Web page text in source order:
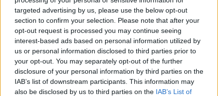
targeted advertising by us, please use the below opt-out
section to confirm your selection. Please note that after your
opt-out request is processed you may continue seeing
interest-based ads based on personal information utilized by
us or personal information disclosed to third parties prior to
your opt-out. You may separately opt-out of the further
disclosure of your personal information by third parties on the
IAB’s list of downstream participants. This information may
also be disclosed by us to third parties on the IAB’s List of
powieści Rok 1984 George’a Orwella.
W swojej odpowiedzi uwzględnij
również wybrany kontekst.
Czy możliwe jest zbudowanie
doskonałego państwa? Omów
zagadnienie na podstawie powieści
Rok 1984 George’a Orwella. W swojej